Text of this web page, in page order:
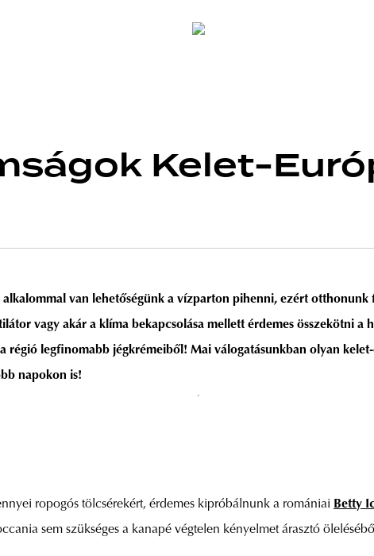
Kelet-
van lehetőségünk a vízparton pihenni, ezért
vagy akár a klíma bekapcsolása mellett érdemes összekötni a
régió legfinomabb jégkrémeiből! Mai válogatásunkban olyan
napokon is!
ropogós tölcsérekért, érdemes kipróbálnunk a romániai Betty
sem szükséges a kanapé végtelen kényelmet árasztó